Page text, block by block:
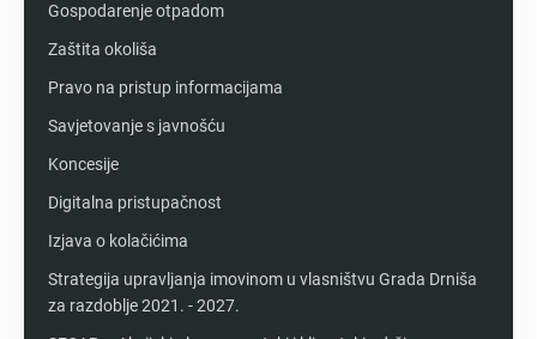
Gospodarenje otpadom
Zaštita okoliša
Pravo na pristup informacijama
Savjetovanje s javnošću
Koncesije
Digitalna pristupačnost
Izjava o kolačićima
Strategija upravljanja imovinom u vlasništvu Grada Drniša
za razdoblje 2021. - 2027.